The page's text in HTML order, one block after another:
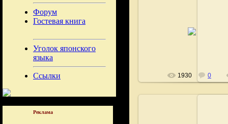
Форум
Гостевая книга
Уголок японского
языка
Ссылки
Реклама
1930 0